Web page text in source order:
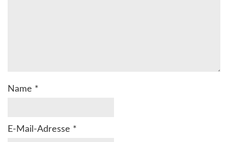
Name *
E-Mail-Adresse *